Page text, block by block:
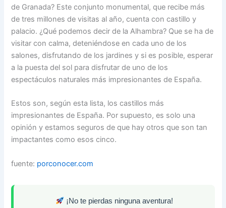
de Granada? Este conjunto monumental, que recibe más
de tres millones de visitas al año, cuenta con castillo y
palacio. ¿Qué podemos decir de la Alhambra? Que se ha de
visitar con calma, deteniéndose en cada uno de los
salones, disfrutando de los jardines y si es posible, esperar
a la puesta del sol para disfrutar de uno de los
espectáculos naturales más impresionantes de España.
Estos son, según esta lista, los castillos más
impresionantes de España. Por supuesto, es solo una
opinión y estamos seguros de que hay otros que son tan
impactantes como esos cinco.
fuente: porconocer.com
¡No te pierdas ninguna aventura!